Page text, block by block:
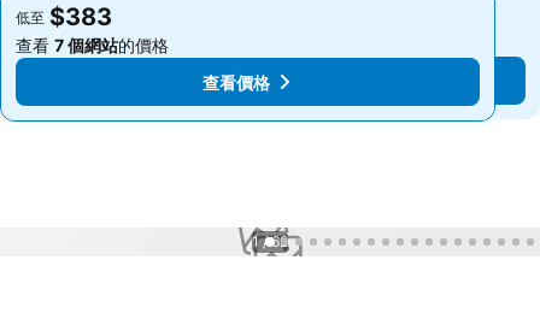
低至 $383
查看 7 個網站的價格
查看價格
低至 $383
查看 7 個網站的價格
查看價格
1 / 62